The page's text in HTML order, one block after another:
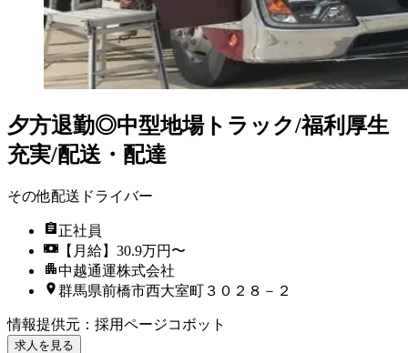
夕方退勤◎中型地場トラック/福利厚生
充実/配送・配達
その他配送ドライバー
正社員
【月給】30.9万円〜
中越通運株式会社
群馬県前橋市西大室町３０２８－２
情報提供元 ： 採用ページコボット
求人を見る